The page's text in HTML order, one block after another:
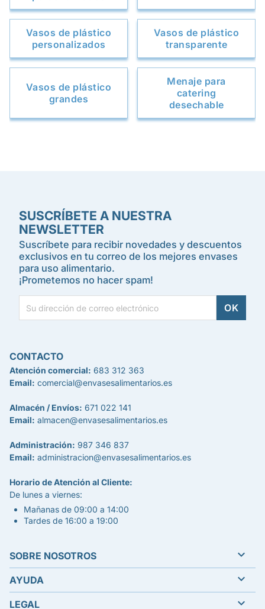
Vasos de plástico
personalizados
Vasos de plástico
transparente
Vasos de plástico
grandes
Menaje para
catering
desechable
SUSCRÍBETE A NUESTRA
NEWSLETTER
Suscríbete para recibir novedades y descuentos
exclusivos en tu correo de los mejores envases
para uso alimentario.
¡Prometemos no hacer spam!
CONTACTO
Atención comercial: 683 312 363
Email: comercial@envasesalimentarios.es
Almacén / Envíos: 671 022 141
Email: almacen@envasesalimentarios.es
Administración: 987 346 837
Email: administracion@envasesalimentarios.es
Horario de Atención al Cliente:
De lunes a viernes:
Mañanas de 09:00 a 14:00
Tardes de 16:00 a 19:00
SOBRE NOSOTROS 
AYUDA 
LEGAL 